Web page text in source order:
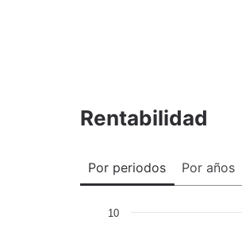
Rentabilidad
Por periodos Por años
10